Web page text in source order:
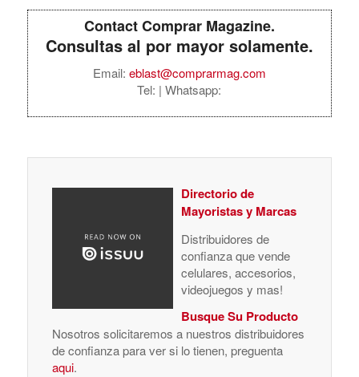
Contact Comprar Magazine.
Consultas al por mayor solamente.
Email: eblast@comprarmag.com
Tel: | Whatsapp:
Directorio de
Mayoristas y Marcas
Distribuidores de
confianza que vende
celulares, accesorios,
videojuegos y mas!
Busque Su Producto
Nosotros solicitaremos a nuestros distribuidores
de confianza para ver si lo tienen, preguenta
aqui.